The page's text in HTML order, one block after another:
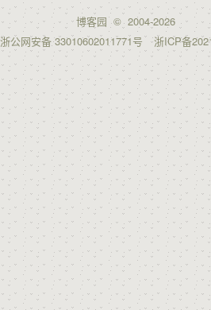
博客园© 2004-2026
浙公网安备 33010602011771号
浙ICP备